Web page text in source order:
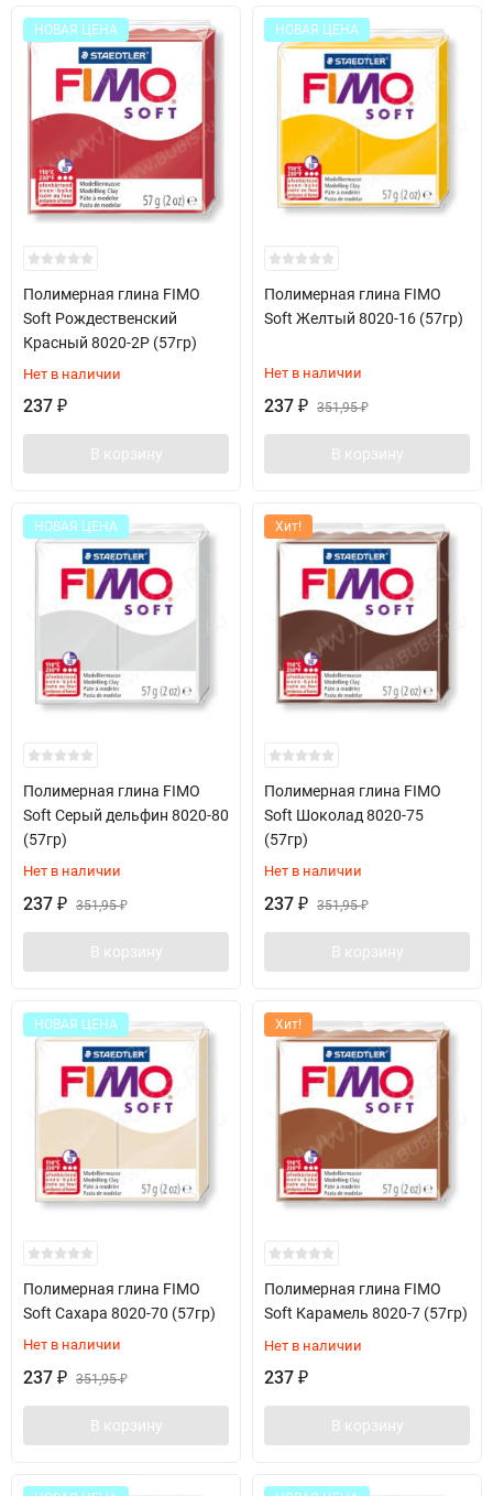
НОВАЯ ЦЕНА
Полимерная глина FIMO
Soft Рождественский
Красный 8020-2P (57гр)
Нет в наличии
237 ₽
В корзину
НОВАЯ ЦЕНА
Полимерная глина FIMO
Soft Желтый 8020-16 (57гр)
Нет в наличии
237 ₽ 351,95₽
В корзину
НОВАЯ ЦЕНА
Полимерная глина FIMO
Soft Серый дельфин 8020-80
(57гр)
Нет в наличии
237 ₽ 351,95₽
В корзину
Хит!
Полимерная глина FIMO
Soft Шоколад 8020-75
(57гр)
Нет в наличии
237 ₽ 351,95₽
В корзину
НОВАЯ ЦЕНА
Полимерная глина FIMO
Soft Сахара 8020-70 (57гр)
Нет в наличии
237 ₽ 351,95₽
В корзину
Хит!
Полимерная глина FIMO
Soft Карамель 8020-7 (57гр)
Нет в наличии
237 ₽
В корзину